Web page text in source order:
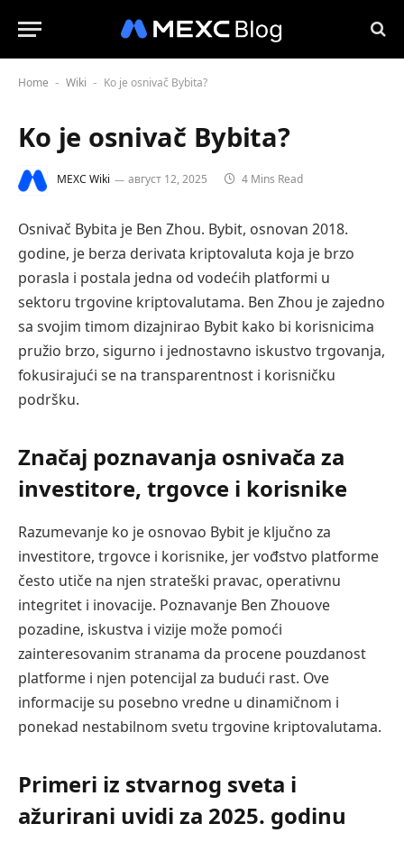
Home - Wiki - Ko je osnivač Bybita?
Ko je osnivač Bybita?
MEXC Wiki август 12, 2025 4 Mins Read
Osnivač Bybita je Ben Zhou. Bybit, osnovan 2018.
godine, je berza derivata kriptovaluta koja je brzo
porasla i postala jedna od vodećih platformi u
sektoru trgovine kriptovalutama. Ben Zhou je zajedno
sa svojim timom dizajnirao Bybit kako bi korisnicima
pružio brzo, sigurno i jednostavno iskustvo trgovanja,
fokusirajući se na transparentnost i korisničku
podršku.
Značaj poznavanja osnivača za
investitore, trgovce i korisnike
Razumevanje ko je osnovao Bybit je ključno za
investitore, trgovce i korisnike, jer vođstvo platforme
često utiče na njen strateški pravac, operativnu
integritet i inovacije. Poznavanje Ben Zhouove
pozadine, iskustva i vizije može pomoći
zainteresovanim stranama da procene pouzdanost
platforme i njen potencijal za budući rast. Ove
informacije su posebno vredne u dinamičnom i
ponekad nestabilnom svetu trgovine kriptovalutama.
Primeri iz stvarnog sveta i
ažurirani uvidi za 2025. godinu